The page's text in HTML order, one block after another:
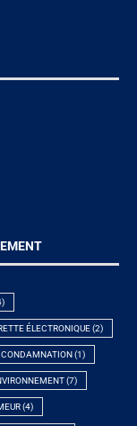
ÉLECTRONIQUE(2)
CONDAMNATION (1)
(7)
(4)